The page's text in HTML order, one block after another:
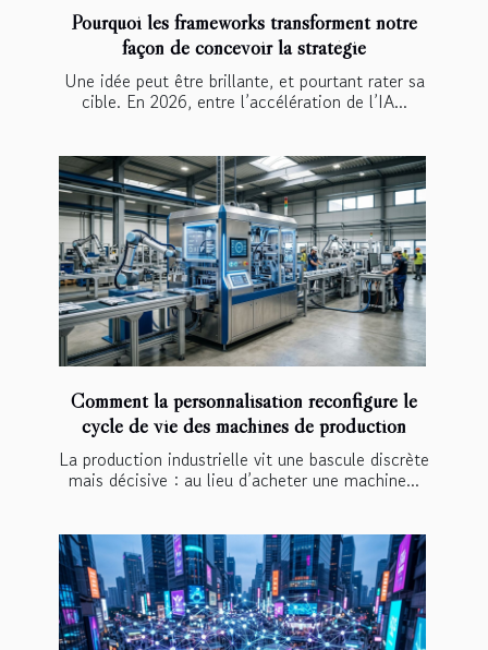
Pourquoi les frameworks transforment notre
façon de concevoir la stratégie
Une idée peut être brillante, et pourtant rater sa
cible. En 2026, entre l’accélération de l’IA...
Comment la personnalisation reconfigure le
cycle de vie des machines de production
La production industrielle vit une bascule discrète
mais décisive : au lieu d’acheter une machine...